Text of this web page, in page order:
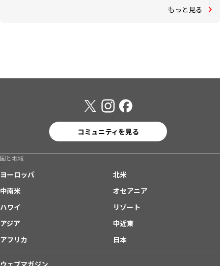
もっと見る
コミュニティを見る
国と地域
ヨーロッパ
北米
中南米
オセアニア
ハワイ
リゾート
アジア
中近東
アフリカ
日本
ウェブマガジン